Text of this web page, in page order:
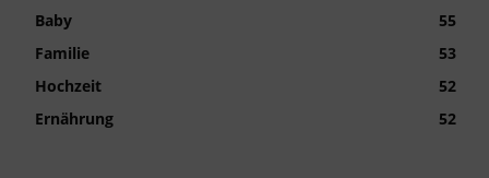
Baby
55
Familie
53
Hochzeit
52
Ernährung
52